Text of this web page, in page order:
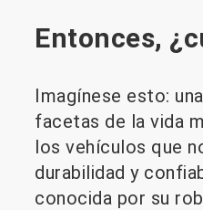
Entonces,
Imagínese esto:
facetas de la vida
los vehículos que
durabilidad y
conocida por su